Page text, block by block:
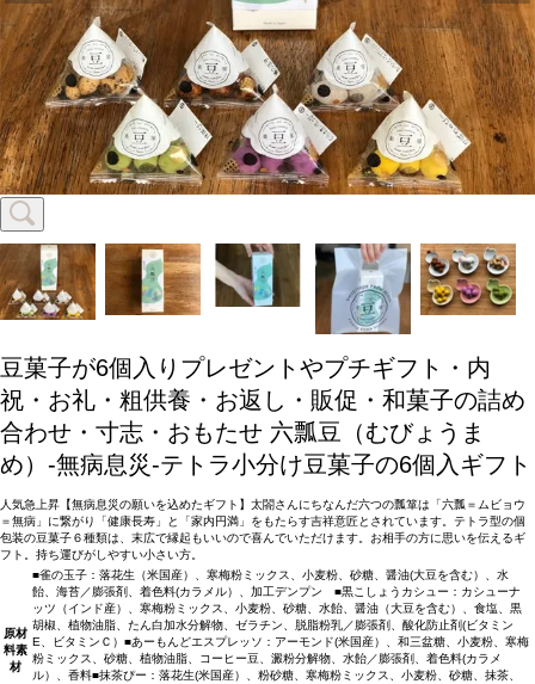
豆菓子が6個入りプレゼントやプチギフト・内
祝・お礼・粗供養・お返し・販促・和菓子の詰め
合わせ・寸志・おもたせ 六瓢豆（むびょうま
め）-無病息災-テトラ小分け豆菓子の6個入ギフト
人気急上昇【無病息災の願いを込めたギフト】太閤さんにちなんだ六つの瓢箪は「六瓢＝ムビョウ
＝無病」に繋がり「健康長寿」と「家内円満」をもたらす吉祥意匠とされています。テトラ型の個
包装の豆菓子６種類は、末広で縁起もいいので喜んでいただけます。お相手の方に思いを伝えるギ
フト。持ち運びがしやすい小さい方。
原材
料素
材
■雀の玉子：落花生（米国産）、寒梅粉ミックス、小麦粉、砂糖、醤油(大豆を含む）、水
飴、海苔／膨張剤、着色料(カラメル）、加工デンプン ■黒こしょうカシュー：カシューナ
ッツ（インド産）、寒梅粉ミックス、小麦粉、砂糖、水飴、醤油（大豆を含む）、食塩、黒
胡椒、植物油脂、たん白加水分解物、ゼラチン、脱脂粉乳／膨張剤、酸化防止剤(ビタミン
E、ビタミンＣ）■あーもんどエスプレッソ：アーモンド(米国産）、和三盆糖、小麦粉、寒梅
粉ミックス、砂糖、植物油脂、コーヒー豆、澱粉分解物、水飴／膨張剤、着色料(カラメ
ル）、香料■抹茶ぴー：落花生(米国産）、粉砂糖、寒梅粉ミックス、小麦粉、砂糖、抹茶、